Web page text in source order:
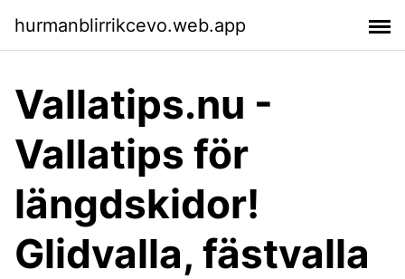
hurmanblirrikcevo.web.app
Vallatips.nu -
Vallatips för
längdskidor!
Glidvalla, fästvalla